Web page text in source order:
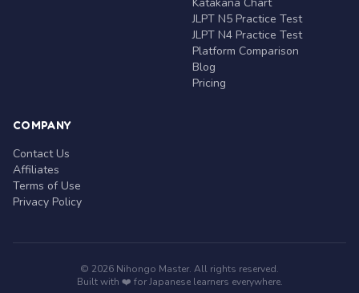
JLPT N5 Practice Test
JLPT N4 Practice Test
Platform Comparison
Blog
Pricing
COMPANY
Contact Us
Affiliates
Terms of Use
Privacy Policy
© 2026 Nihongo Master. All rights reserved.
Built with ❤️ for Japanese learners everywhere.